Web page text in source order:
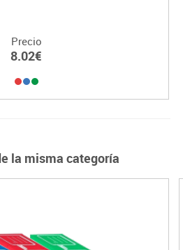
Precio
8.02€
la misma categoría